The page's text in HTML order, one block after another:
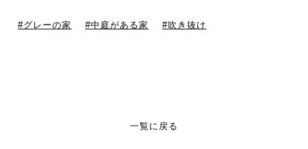
グレーの家 中庭がある家 吹き抜け
一覧に戻る